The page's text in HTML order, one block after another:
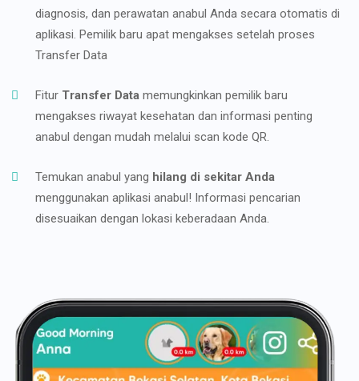
diagnosis, dan perawatan anabul Anda secara otomatis di
aplikasi. Pemilik baru apat mengakses setelah proses
Transfer Data
Fitur Transfer Data memungkinkan pemilik baru
mengakses riwayat kesehatan dan informasi penting
anabul dengan mudah melalui scan kode QR.
Temukan anabul yang hilang di sekitar Anda
menggunakan aplikasi anabul! Informasi pencarian
disesuaikan dengan lokasi keberadaan Anda.